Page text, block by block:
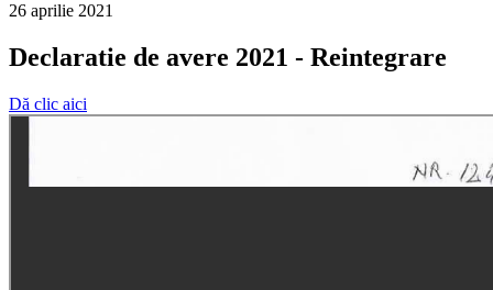
26 aprilie 2021
Declaratie de avere 2021 - Reintegrare
Dă clic aici